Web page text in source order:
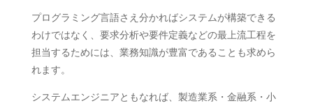
プログラミング言語さえ分かればシステムが構築できる
わけではなく、要求分析や要件定義などの最上流工程を
担当するためには、業務知識が豊富であることも求めら
れます。
システムエンジニアともなれば、製造業系・金融系・小